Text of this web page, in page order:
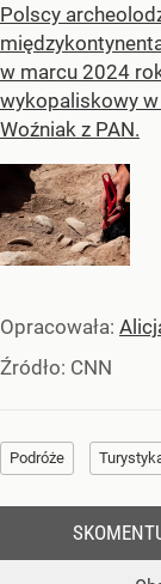
Polscy
w marcu 2024
wykopaliskowy
Woźniak z PAN.
Opracowała:
Źródło: CNN
Podróże